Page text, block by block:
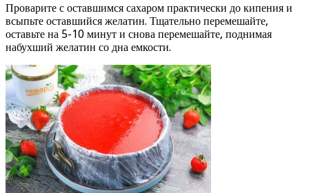
Проварите с оставшимся сахаром практически до кипения и
всыпьте оставшийся желатин. Тщательно перемешайте,
оставьте на 5-10 минут и снова перемешайте, поднимая
набухший желатин со дна емкости.